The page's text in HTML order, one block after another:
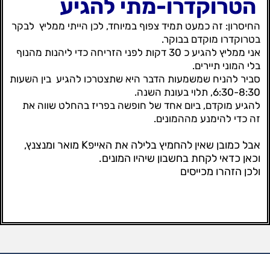
הטרוקדרו-מתי להגיע
החיסרון: זה כמעט תמיד צפוף במיוחד, לכן הייתי ממליץ לבקר
בטרוקדרו מוקדם בבוקר.
אני ממליץ להגיע כ 30 דקות לפני הזריחה כדי ליהנות מהנוף
בלי המוני תיירים.
סביר להניח שמשמעות הדבר היא שתצטרכו להגיע בין השעות
6:30-8:30, תלוי בעונת השנה.
להגיע מוקדם, ביום אחד של חופשה בפריז בהחלט שווה את
זה כדי להימנע מההמונים.
אבל כמובן שאין להחמיץ בלילה את האייפK מואר ומנצנץ,
וכאן כדאי לקחת בחשבון שיהיו המונים.
ולכן הזהרו מכייסים